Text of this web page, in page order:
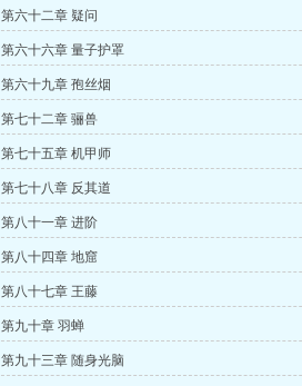
第六十二章 疑问
第六十六章 量子护罩
第六十九章 孢丝烟
第七十二章 骊兽
第七十五章 机甲师
第七十八章 反其道
第八十一章 进阶
第八十四章 地窟
第八十七章 王藤
第九十章 羽蝉
第九十三章 随身光脑